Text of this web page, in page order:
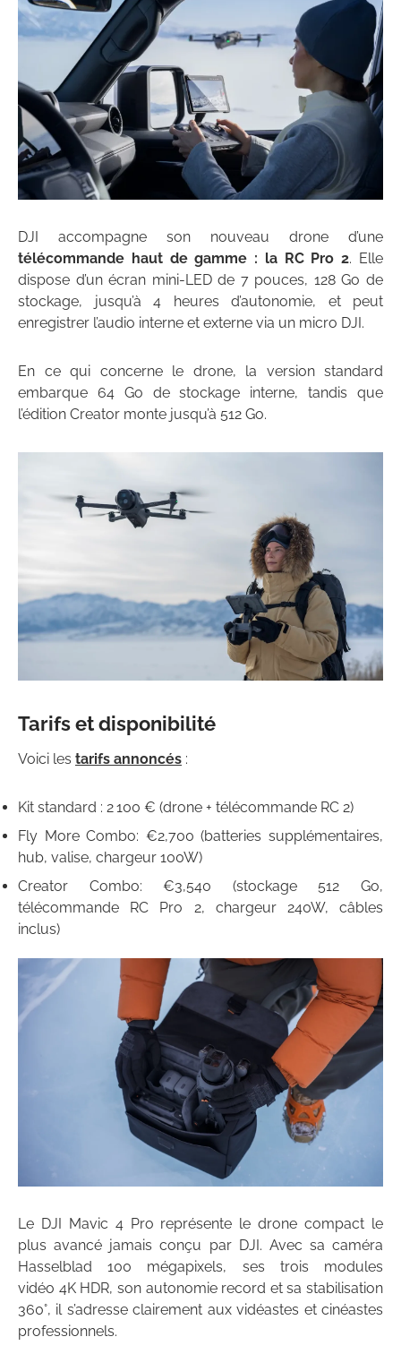
DJI accompagne son nouveau drone d’une
télécommande haut de gamme : la RC Pro 2. Elle
dispose d’un écran mini-LED de 7 pouces, 128 Go de
stockage, jusqu’à 4 heures d’autonomie, et peut
enregistrer l’audio interne et externe via un micro DJI.
En ce qui concerne le drone, la version standard
embarque 64 Go de stockage interne, tandis que
l’édition Creator monte jusqu’à 512 Go.
Tarifs et disponibilité
Voici les tarifs annoncés :
Kit standard : 2 100 € (drone + télécommande RC 2)
Fly More Combo: €2,700 (batteries supplémentaires,
hub, valise, chargeur 100W)
Creator Combo: €3,540 (stockage 512 Go,
télécommande RC Pro 2, chargeur 240W, câbles
inclus)
Le DJI Mavic 4 Pro représente le drone compact le
plus avancé jamais conçu par DJI. Avec sa caméra
Hasselblad 100 mégapixels, ses trois modules
vidéo 4K HDR, son autonomie record et sa stabilisation
360°, il s’adresse clairement aux vidéastes et cinéastes
professionnels.